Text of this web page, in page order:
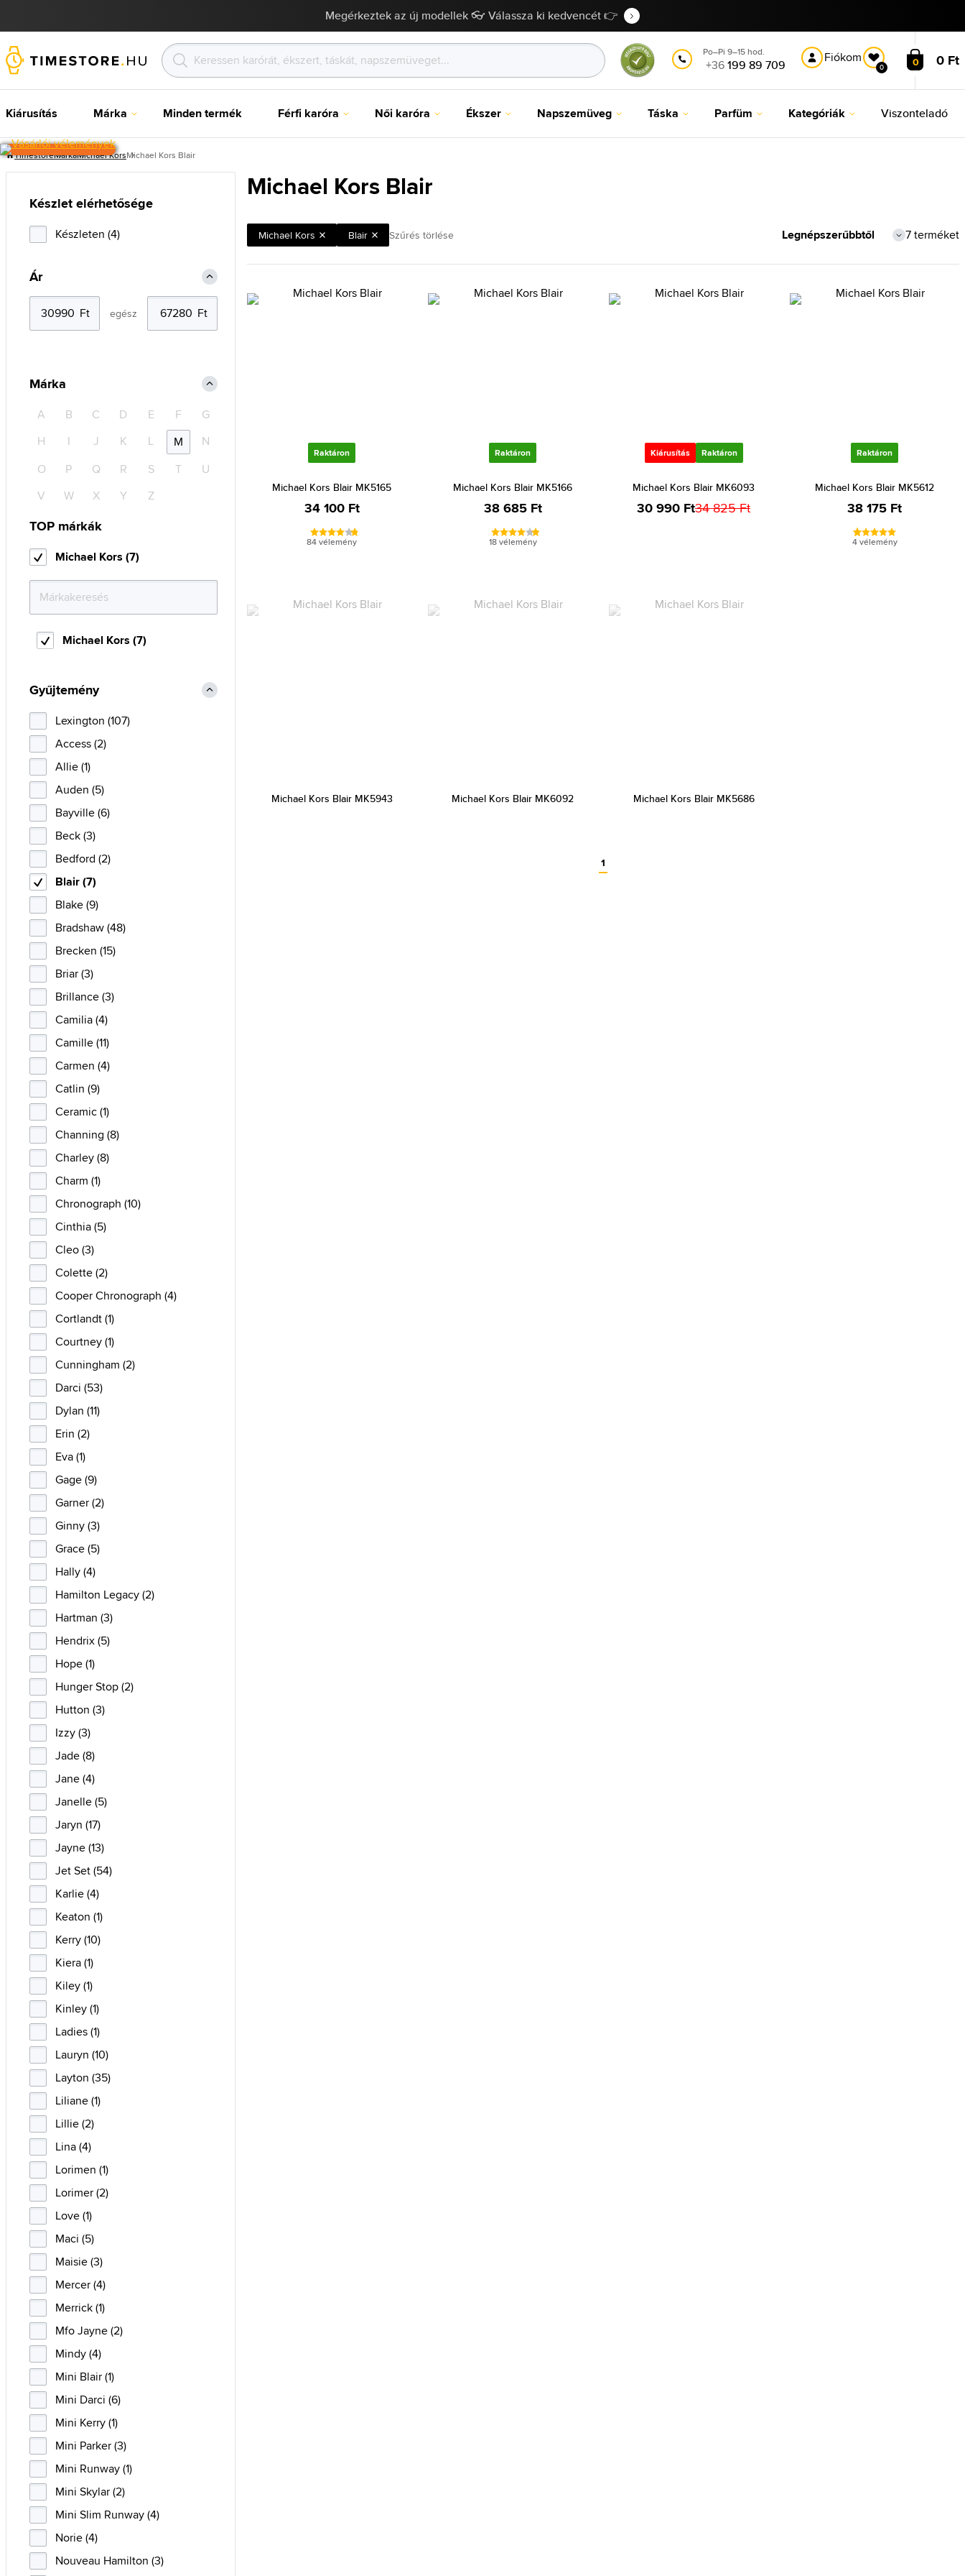
Megérkeztek az új modellek 👓 Válassza ki kedvencét 👉
Po–Pi 9–15 hod.
+36199 89 709 Fiókom
0 0 0 Ft
Kiárusítás Márka Minden termék Férfi karóra Női karóra Ékszer Napszemüveg Táska Parfüm Kategóriák Viszonteladó
TimestoreMárkaMichael KorsMichael Kors Blair
Michael Kors Blair
Michael Kors Blair Szűrés törlése 7 terméket
Raktáron
Michael Kors Blair MK5165
34 100 Ft
84 vélemény
Raktáron
Michael Kors Blair MK5166
38 685 Ft
18 vélemény
Kiárusítás Raktáron
Michael Kors Blair MK6093
30 990 Ft34 825 Ft
Raktáron
Michael Kors Blair MK5612
38 175 Ft
4 vélemény
Michael Kors Blair MK5943 Michael Kors Blair MK6092 Michael Kors Blair MK5686
1
Készlet elérhetősége
Készleten (4)
Ár
egész
Márka
A B C D E F
G
H
I J K L M
N
O
P Q R S T
U
V
W X Y Z
TOP márkák
Michael Kors (7)
Michael Kors (7)
Gyűjtemény
Lexington (107)
Access (2)
Allie (1)
Auden (5)
Bayville (6)
Beck (3)
Bedford (2)
Blair (7)
Blake (9)
Bradshaw (48)
Brecken (15)
Briar (3)
Brillance (3)
Camilia (4)
Camille (11)
Carmen (4)
Catlin (9)
Ceramic (1)
Channing (8)
Charley (8)
Charm (1)
Chronograph (10)
Cinthia (5)
Cleo (3)
Colette (2)
Cooper Chronograph (4)
Cortlandt (1)
Courtney (1)
Cunningham (2)
Darci (53)
Dylan (11)
Erin (2)
Eva (1)
Gage (9)
Garner (2)
Ginny (3)
Grace (5)
Hally (4)
Hamilton Legacy (2)
Hartman (3)
Hendrix (5)
Hope (1)
Hunger Stop (2)
Hutton (3)
Izzy (3)
Jade (8)
Jane (4)
Janelle (5)
Jaryn (17)
Jayne (13)
Jet Set (54)
Karlie (4)
Keaton (1)
Kerry (10)
Kiera (1)
Kiley (1)
Kinley (1)
Ladies (1)
Lauryn (10)
Layton (35)
Liliane (1)
Lillie (2)
Lina (4)
Lorimen (1)
Lorimer (2)
Love (1)
Maci (5)
Maisie (3)
Mercer (4)
Merrick (1)
Mfo Jayne (2)
Mindy (4)
Mini Blair (1)
Mini Darci (6)
Mini Kerry (1)
Mini Parker (3)
Mini Runway (1)
Mini Skylar (2)
Mini Slim Runway (4)
Norie (4)
Nouveau Hamilton (3)